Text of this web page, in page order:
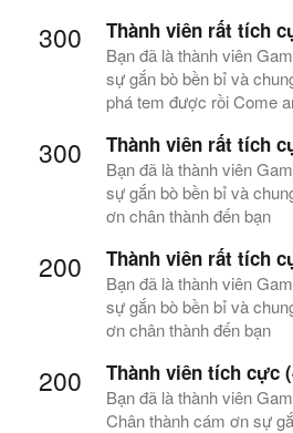
300 Thành viên rất tích
Bạn đã là thành viên
sự gắn bò bền bỉ và
phá tem được rồi Come
300 Thành viên rất tích
Bạn đã là thành viên
sự gắn bò bền bỉ và
ơn chân thành đến bạn
200 Thành viên rất tích
Bạn đã là thành viên
sự gắn bò bền bỉ và
ơn chân thành đến bạn
200 Thành viên tích cực
Bạn đã là thành viên
Chân thành cám ơn sự